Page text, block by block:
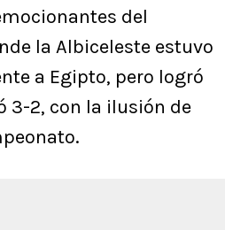
del
la Albiceleste estuvo
a Egipto, pero logró
3-2, con la ilusión de